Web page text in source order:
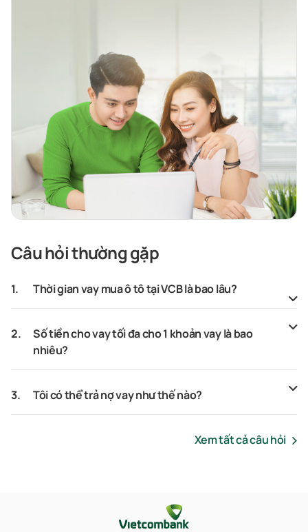
Câu hỏi thường gặp
1. Thời gian vay mua ô tô tại VCB là bao lâu?
2.
Số tiền cho vay tối đa cho 1 khoản vay là bao
nhiêu?
3. Tôi có thể trả nợ vay như thế nào?
Xem tất cả câu hỏi